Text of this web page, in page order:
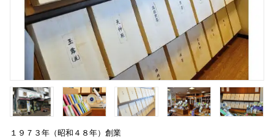
１９７３年（昭和４８年）創業